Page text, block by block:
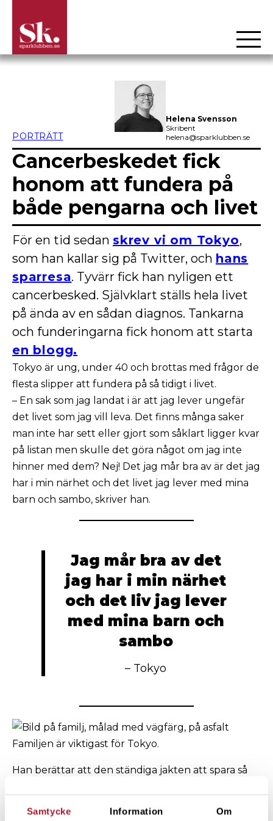
Samtycke Information Om
Hoppa
PORTRÄTT
Helena Svensson
Skribent
helena@sparklubben.se
Cancerbeskedet fick
honom att fundera på
både pengarna och livet
För en tid sedan skrev vi om Tokyo,
som han kallar sig på Twitter, och hans
sparresa. Tyvärr fick han nyligen ett
cancerbesked. Självklart ställs hela livet
på ända av en sådan diagnos. Tankarna
och funderingarna fick honom att starta
en blogg.
Tokyo är ung, under 40 och brottas med frågor de
flesta slipper att fundera på så tidigt i livet.
– En sak som jag landat i är att jag lever ungefär
det livet som jag vill leva. Det finns många saker
man inte har sett eller gjort som såklart ligger kvar
på listan men skulle det göra något om jag inte
hinner med dem? Nej! Det jag mår bra av är det jag
har i min närhet och det livet jag lever med mina
barn och sambo, skriver han.
Jag mår bra av det
jag har i min närhet
och det liv jag lever
med mina barn och
sambo
– Tokyo
Familjen är viktigast för Tokyo.
Han berättar att den ständiga jakten att spara så